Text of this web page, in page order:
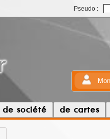
Pseudo :
de société de cartes